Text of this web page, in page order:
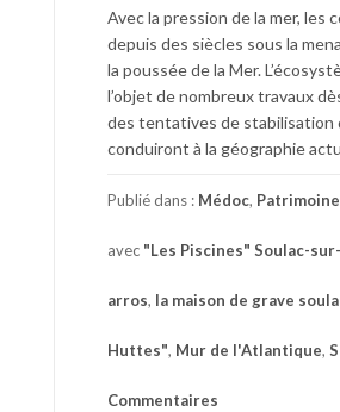
Avec la pression de la mer, les
depuis des siècles sous la
la poussée de la Mer.
l’objet de nombreux travaux
des tentatives de stabilisation
conduiront à la géographie
Publié dans : Médoc,
avec "Les Piscines" Soulac-
arros, la maison de grave
Huttes", Mur de l'Atlantique,
Commentaires